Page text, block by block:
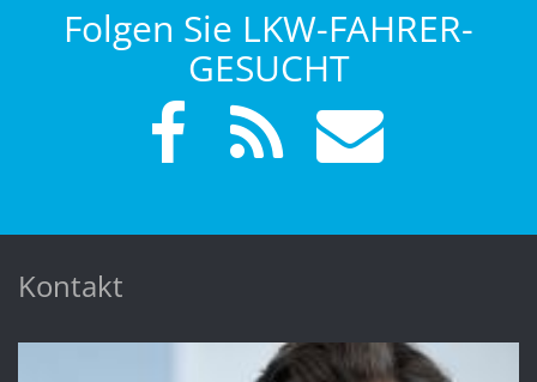
Folgen Sie LKW-FAHRER-
GESUCHT
Kontakt